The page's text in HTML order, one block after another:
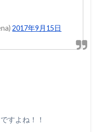
2017年9月15日
すよね！！